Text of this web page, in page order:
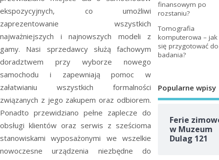
ekspozycyjnych, co umożliwi
zaprezentowanie wszystkich
najważniejszych i najnowszych modeli z
gamy. Nasi sprzedawcy służą fachowym
doradztwem przy wyborze nowego
samochodu i zapewniają pomoc w
załatwianiu wszystkich formalności
związanych z jego zakupem oraz odbiorem.
Ponadto przewidziano pełne zaplecze do
obsługi klientów oraz serwis z sześcioma
stanowiskami wyposażonymi we wszelkie
nowoczesne urządzenia niezbędne do
finansowym po
rozstaniu?
Tomografia
komputerowa – jak
się przygotować do
badania?
Popularne wpisy
Ferie
w Muzeum
Dulag 121